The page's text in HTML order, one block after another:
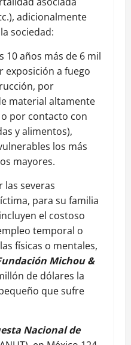
adicionalmente
sociedad:
10 años más de 6 mil
exposición a fuego
por
material altamente
por contacto con
y alimentos),
los más
mayores.
las severas
para su familia
el costoso
temporal o
físicas o mentales,
Michou &
de dólares la
que sufre
Nacional de